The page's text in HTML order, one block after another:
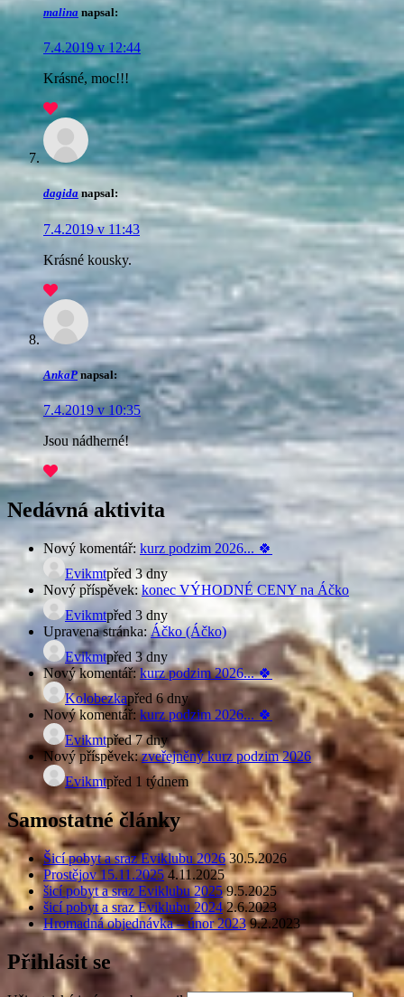
malina napsal:
7.4.2019 v 12:44
Krásné, moc!!!
dagida napsal:
7.4.2019 v 11:43
Krásné kousky.
AnkaP napsal:
7.4.2019 v 10:35
Jsou nádherné!
Nedávná aktivita
Nový komentář: kurz podzim 2026... 🍀
Evikmtpřed 3 dny
Nový příspěvek:konec VÝHODNÉ CENY na Áčko
Evikmtpřed 3 dny
Upravena stránka:Áčko (Áčko)
Evikmtpřed 3 dny
Nový komentář: kurz podzim 2026... 🍀
Kolobezkapřed 6 dny
Nový komentář: kurz podzim 2026... 🍀
Evikmtpřed 7 dny
Nový příspěvek:zveřejněný kurz podzim 2026
Evikmtpřed 1 týdnem
Samostatné články
Šicí pobyt a sraz Eviklubu 2026 30.5.2026
Prostějov 15.11.2025 4.11.2025
šicí pobyt a sraz Eviklubu 2025 9.5.2025
šicí pobyt a sraz Eviklubu 2024 2.6.2023
Hromadná objednávka – únor 2023 9.2.2023
Přihlásit se